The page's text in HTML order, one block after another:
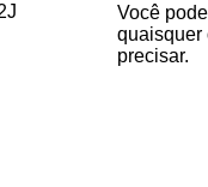
Você
quaisquer
precisar.